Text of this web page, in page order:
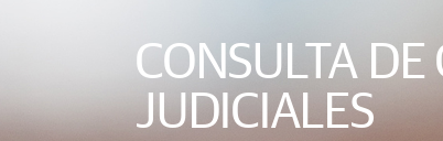
CONSULTA
JUDICIALES